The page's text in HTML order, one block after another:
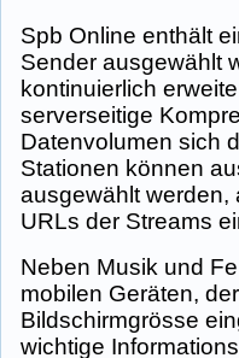
Spb Online enthält
Sender ausgewählt
kontinuierlich
serverseitige
Datenvolumen sich
Stationen können
ausgewählt werden,
URLs der Streams
Neben Musik und
mobilen Geräten,
Bildschirmgrösse
wichtige